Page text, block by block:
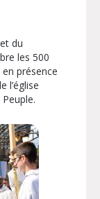
du
les 500
présence
l’église